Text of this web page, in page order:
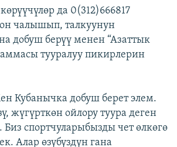
да 0(312)666817
чалышып, талкуунун
добуш берүү менен “Азаттык
тууралуу пикирлерин
Кубанычка добуш берет элем.
жүгүрткөн ойлору туура деген
спортчуларыбызды чет өлкөгө
Алар өзүбүздүн гана